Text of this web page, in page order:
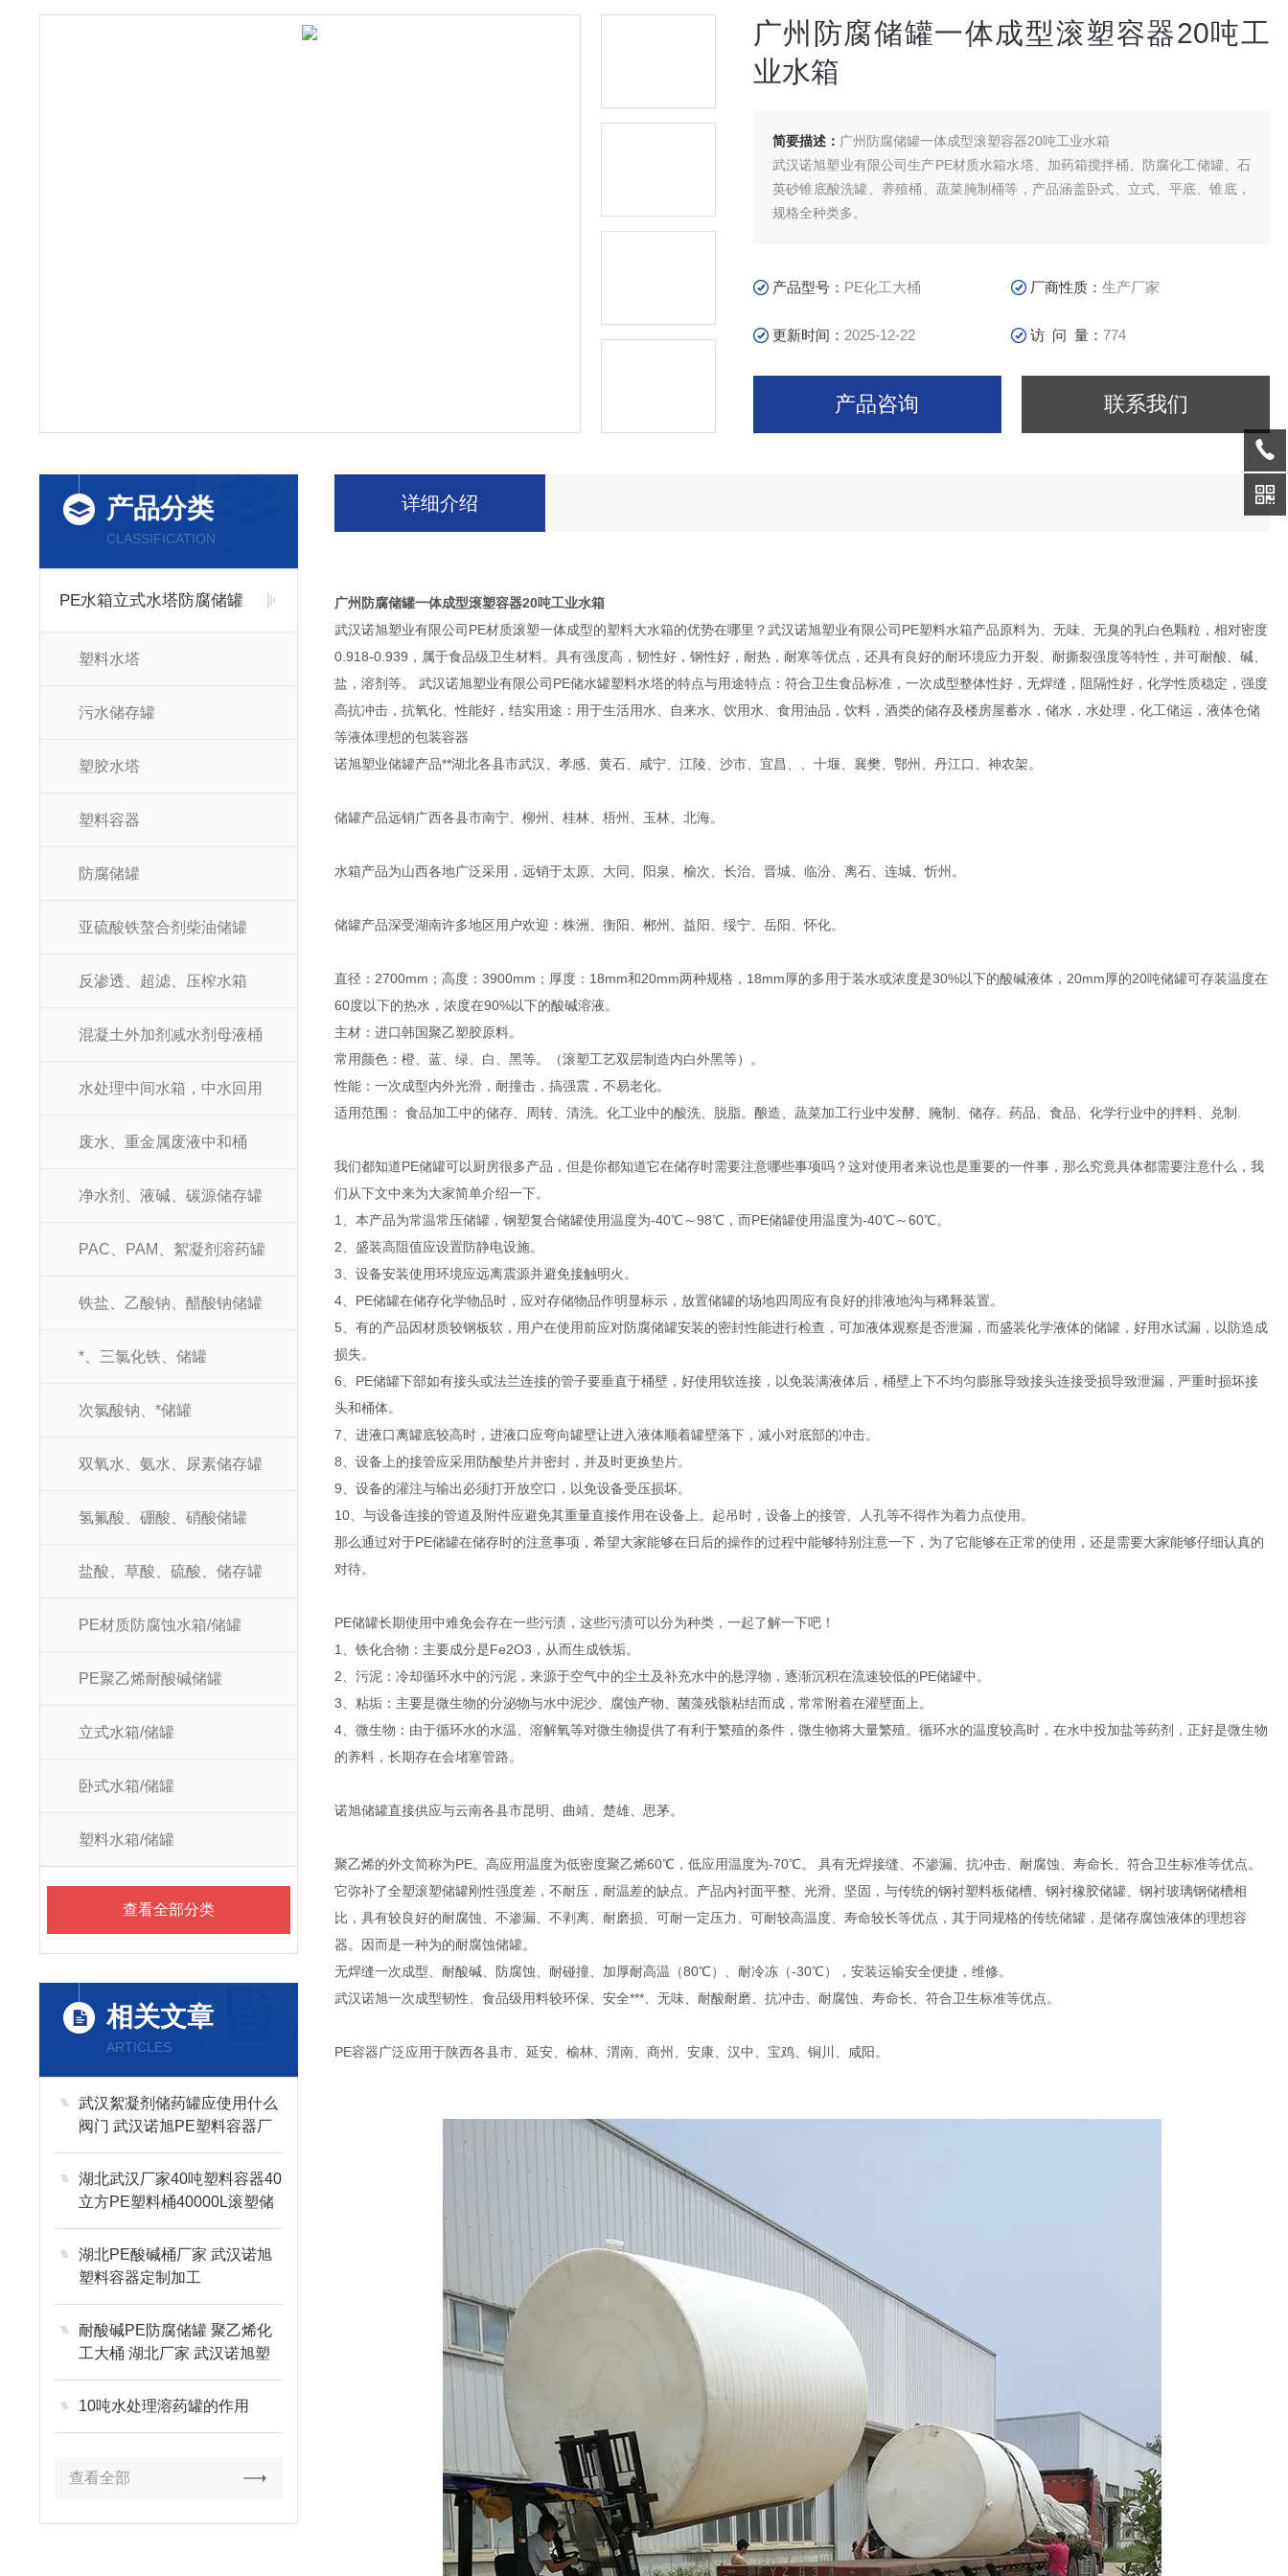
广州防腐储罐一体成型滚塑容器20吨工
业水箱
简要描述： 广州防腐储罐一体成型滚塑容器20吨工业水箱
武汉诺旭塑业有限公司生产PE材质水箱水塔、加药箱搅拌桶、防腐化工储罐、石
英砂锥底酸洗罐、养殖桶、蔬菜腌制桶等，产品涵盖卧式、立式、平底、锥底，
规格全种类多。
周转箱，环保卫生等多种行业中得到广泛应用。
产品型号： PE化工大桶 厂商性质：生产厂家
更新时间： 2025-12-22 访 问 量：774
产品咨询 联系我们
产品分类
CLASSIFICATION
PE水箱立式水塔防腐储罐
塑料水塔
污水储存罐
塑胶水塔
塑料容器
防腐储罐
亚硫酸铁螯合剂柴油储罐
反渗透、超滤、压榨水箱
混凝土外加剂减水剂母液桶
水处理中间水箱，中水回用
废水、重金属废液中和桶
净水剂、液碱、碳源储存罐
PAC、PAM、絮凝剂溶药罐
铁盐、乙酸钠、醋酸钠储罐
*、三氯化铁、储罐
次氯酸钠、*储罐
双氧水、氨水、尿素储存罐
氢氟酸、硼酸、硝酸储罐
盐酸、草酸、硫酸、储存罐
PE材质防腐蚀水箱/储罐
PE聚乙烯耐酸碱储罐
立式水箱/储罐
卧式水箱/储罐
塑料水箱/储罐
查看全部分类
相关文章
ARTICLES
武汉絮凝剂储药罐应使用什么
阀门 武汉诺旭PE塑料容器厂
家
湖北武汉厂家40吨塑料容器40
立方PE塑料桶40000L滚塑储
罐水箱的性能特点
湖北PE酸碱桶厂家 武汉诺旭
塑料容器定制加工
耐酸碱PE防腐储罐 聚乙烯化
工大桶 湖北厂家 武汉诺旭塑
料容器生产制造商
10吨水处理溶药罐的作用
查看全部
详细介绍
广州防腐储罐一体成型滚塑容器20吨工业水箱
武汉诺旭塑业有限公司PE材质滚塑一体成型的塑料大水箱的优势在哪里？武汉诺旭塑业有限公司PE塑料水箱产品原料为、无味、无臭的乳白色颗粒，相对密度
0.918-0.939，属于食品级卫生材料。具有强度高，韧性好，钢性好，耐热，耐寒等优点，还具有良好的耐环境应力开裂、耐撕裂强度等特性，并可耐酸、碱、
盐，溶剂等。 武汉诺旭塑业有限公司PE储水罐塑料水塔的特点与用途特点：符合卫生食品标准，一次成型整体性好，无焊缝，阻隔性好，化学性质稳定，强度
高抗冲击，抗氧化、性能好，结实用途：用于生活用水、自来水、饮用水、食用油品，饮料，酒类的储存及楼房屋蓄水，储水，水处理，化工储运，液体仓储
等液体理想的包装容器
诺旭塑业储罐产品**湖北各县市武汉、孝感、黄石、咸宁、江陵、沙市、宜昌、、十堰、襄樊、鄂州、丹江口、神农架。
储罐产品远销广西各县市南宁、柳州、桂林、梧州、玉林、北海。
水箱产品为山西各地广泛采用，远销于太原、大同、阳泉、榆次、长治、晋城、临汾、离石、连城、忻州。
储罐产品深受湖南许多地区用户欢迎：株洲、衡阳、郴州、益阳、绥宁、岳阳、怀化。
直径：2700mm；高度：3900mm；厚度：18mm和20mm两种规格，18mm厚的多用于装水或浓度是30%以下的酸碱液体，20mm厚的20吨储罐可存装温度在
60度以下的热水，浓度在90%以下的酸碱溶液。
主材：进口韩国聚乙塑胶原料。
常用颜色：橙、蓝、绿、白、黑等。（滚塑工艺双层制造内白外黑等）。
性能：一次成型内外光滑，耐撞击，搞强震，不易老化。
适用范围： 食品加工中的储存、周转、清洗。化工业中的酸洗、脱脂。酿造、蔬菜加工行业中发酵、腌制、储存。药品、食品、化学行业中的拌料、兑制.
我们都知道PE储罐可以厨房很多产品，但是你都知道它在储存时需要注意哪些事项吗？这对使用者来说也是重要的一件事，那么究竟具体都需要注意什么，我
们从下文中来为大家简单介绍一下。
1、本产品为常温常压储罐，钢塑复合储罐使用温度为-40℃～98℃，而PE储罐使用温度为-40℃～60℃。
2、盛装高阻值应设置防静电设施。
3、设备安装使用环境应远离震源并避免接触明火。
4、PE储罐在储存化学物品时，应对存储物品作明显标示，放置储罐的场地四周应有良好的排液地沟与稀释装置。
5、有的产品因材质较钢板软，用户在使用前应对防腐储罐安装的密封性能进行检查，可加液体观察是否泄漏，而盛装化学液体的储罐，好用水试漏，以防造成
损失。
6、PE储罐下部如有接头或法兰连接的管子要垂直于桶壁，好使用软连接，以免装满液体后，桶壁上下不均匀膨胀导致接头连接受损导致泄漏，严重时损坏接
头和桶体。
7、进液口离罐底较高时，进液口应弯向罐壁让进入液体顺着罐壁落下，减小对底部的冲击。
8、设备上的接管应采用防酸垫片并密封，并及时更换垫片。
9、设备的灌注与输出必须打开放空口，以免设备受压损坏。
10、与设备连接的管道及附件应避免其重量直接作用在设备上。起吊时，设备上的接管、人孔等不得作为着力点使用。
那么通过对于PE储罐在储存时的注意事项，希望大家能够在日后的操作的过程中能够特别注意一下，为了它能够在正常的使用，还是需要大家能够仔细认真的
对待。
PE储罐长期使用中难免会存在一些污渍，这些污渍可以分为种类，一起了解一下吧！
1、铁化合物：主要成分是Fe2O3，从而生成铁垢。
2、污泥：冷却循环水中的污泥，来源于空气中的尘土及补充水中的悬浮物，逐渐沉积在流速较低的PE储罐中。
3、粘垢：主要是微生物的分泌物与水中泥沙、腐蚀产物、菌藻残骸粘结而成，常常附着在灌壁面上。
4、微生物：由于循环水的水温、溶解氧等对微生物提供了有利于繁殖的条件，微生物将大量繁殖。循环水的温度较高时，在水中投加盐等药剂，正好是微生物
的养料，长期存在会堵塞管路。
诺旭储罐直接供应与云南各县市昆明、曲靖、楚雄、思茅。
聚乙烯的外文简称为PE。高应用温度为低密度聚乙烯60℃，低应用温度为-70℃。 具有无焊接缝、不渗漏、抗冲击、耐腐蚀、寿命长、符合卫生标准等优点。
它弥补了全塑滚塑储罐刚性强度差，不耐压，耐温差的缺点。产品内衬面平整、光滑、坚固，与传统的钢衬塑料板储槽、钢衬橡胶储罐、钢衬玻璃钢储槽相
比，具有较良好的耐腐蚀、不渗漏、不剥离、耐磨损、可耐一定压力、可耐较高温度、寿命较长等优点，其于同规格的传统储罐，是储存腐蚀液体的理想容
器。因而是一种为的耐腐蚀储罐。
无焊缝一次成型、耐酸碱、防腐蚀、耐碰撞、加厚耐高温（80℃）、耐冷冻（-30℃），安装运输安全便捷，维修。
武汉诺旭一次成型韧性、食品级用料较环保、安全***、无味、耐酸耐磨、抗冲击、耐腐蚀、寿命长、符合卫生标准等优点。
PE容器广泛应用于陕西各县市、延安、榆林、渭南、商州、安康、汉中、宝鸡、铜川、咸阳。